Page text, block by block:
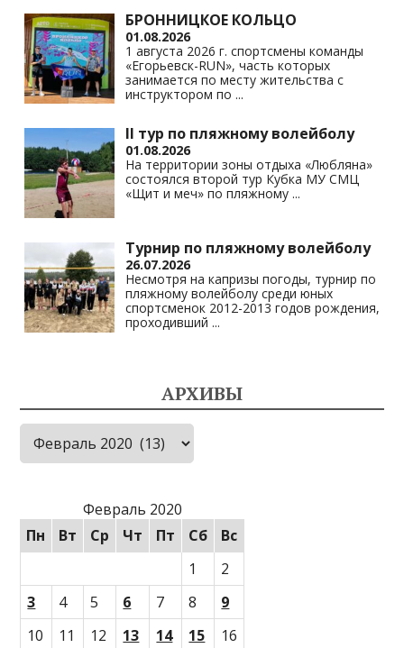
БРОННИЦКОЕ КОЛЬЦО
01.08.2026
1 августа 2026 г. спортсмены команды
«Егорьевск-RUN», часть которых
занимается по месту жительства с
инструктором по ...
II тур по пляжному волейболу
01.08.2026
На территории зоны отдыха «Любляна»
состоялся второй тур Кубка МУ СМЦ
«Щит и меч» по пляжному ...
Турнир по пляжному волейболу
26.07.2026
Несмотря на капризы погоды, турнир по
пляжному волейболу среди юных
спортсменок 2012-2013 годов рождения,
проходивший ...
АРХИВЫ
Архивы
Февраль 2020
Пн
Вт Ср Чт Пт Сб
Вс
1
2
3
4 5 6 7 8
9
10
11 12 13 14 15 16